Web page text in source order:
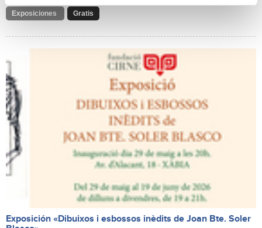
Exposiciones Gratis
Exposición «Dibuixos i esbossos inèdits de Joan Bte. Soler